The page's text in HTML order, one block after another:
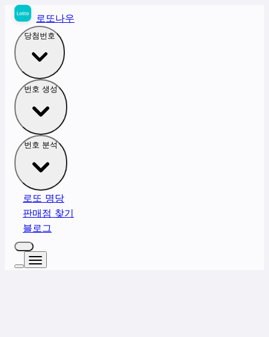
로또나우
당첨번호
번호 생성
번호 분석
로또 명당
판매점 찾기
블로그